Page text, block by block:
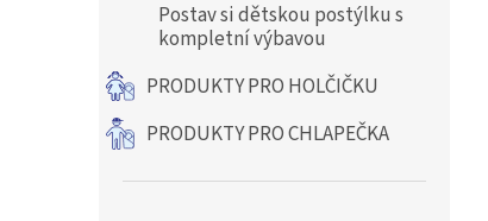
Postav si dětskou postýlku s
kompletní výbavou
PRODUKTY PRO HOLČIČKU
PRODUKTY PRO CHLAPEČKA